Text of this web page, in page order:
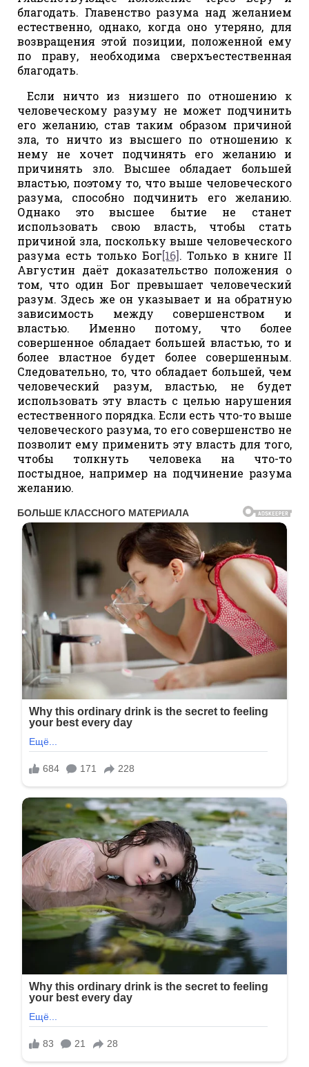
благодать. Главенство разума над желанием
естественно, однако, когда оно утеряно, для
возвращения этой позиции, положенной ему
по праву, необходима сверхъестественная
благодать.
Если ничто из низшего по отношению к
человеческому разуму не может подчинить
его желанию, став таким образом причиной
зла, то ничто из высшего по отношению к
нему не хочет подчинять его желанию и
причинять зло. Высшее обладает большей
властью, поэтому то, что выше человеческого
разума, способно подчинить его желанию.
Однако это высшее бытие не станет
использовать свою власть, чтобы стать
причиной зла, поскольку выше человеческого
разума есть только Бог[16]. Только в книге II
Августин даёт доказательство положения о
том, что один Бог превышает человеческий
разум. Здесь же он указывает и на обратную
зависимость между совершенством и
властью. Именно потому, что более
совершенное обладает большей властью, то и
более властное будет более совершенным.
Следовательно, то, что обладает большей, чем
человеческий разум, властью, не будет
использовать эту власть с целью нарушения
естественного порядка. Если есть что-то выше
человеческого разума, то его совершенство не
позволит ему применить эту власть для того,
чтобы толкнуть человека на что-то
постыдное, например на подчинение разума
желанию.